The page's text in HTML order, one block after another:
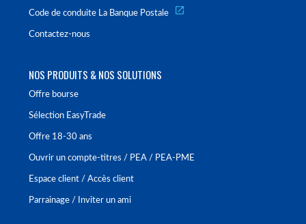
Code de conduite La Banque Postale
Contactez-nous
NOS PRODUITS & NOS SOLUTIONS
Offre bourse
Sélection EasyTrade
Offre 18-30 ans
Ouvrir un compte-titres / PEA / PEA-PME
Espace client / Accès client
Parrainage / Inviter un ami